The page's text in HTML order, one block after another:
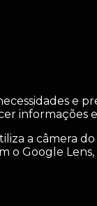
e
informações
a câmera
o Google